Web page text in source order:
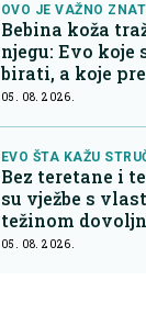
OVO JE VAŽNO
Bebina koža
njegu: Evo koje
birati, a koje
05. 08. 2026.
EVO ŠTA KAŽU
Bez teretane i
su vježbe s
težinom
05. 08. 2026.